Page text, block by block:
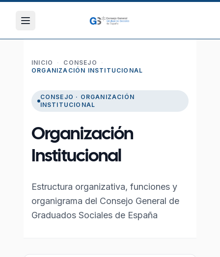
INICIO · CONSEJO
·
ORGANIZACIÓN INSTITUCIONAL
CONSEJO · ORGANIZACIÓN
INSTITUCIONAL
Organización
Institucional
Estructura organizativa, funciones y
organigrama del Consejo General de
Graduados Sociales de España